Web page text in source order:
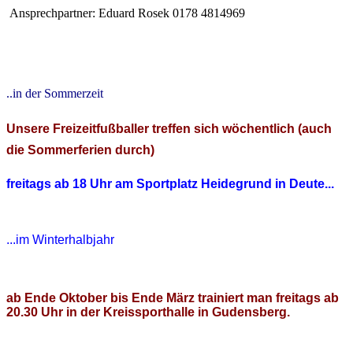
Ansprechpartner: Eduard Rosek 0178 4814969
..in der Sommerzeit
Unsere Freizeitfußballer treffen sich wöchentlich (auch
die Sommerferien durch)
freitags ab 18 Uhr am Sportplatz Heidegrund in Deute...
...im Winterhalbjahr
ab Ende Oktober bis Ende März trainiert man freitags ab
20.30 Uhr in der Kreissporthalle in Gudensberg.